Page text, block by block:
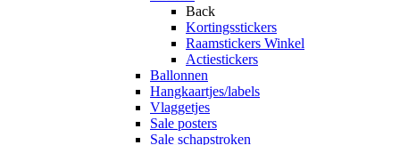
Back
Kortingsstickers
Raamstickers Winkel
Actiestickers
Ballonnen
Hangkaartjes/labels
Vlaggetjes
Sale posters
Sale schapstroken